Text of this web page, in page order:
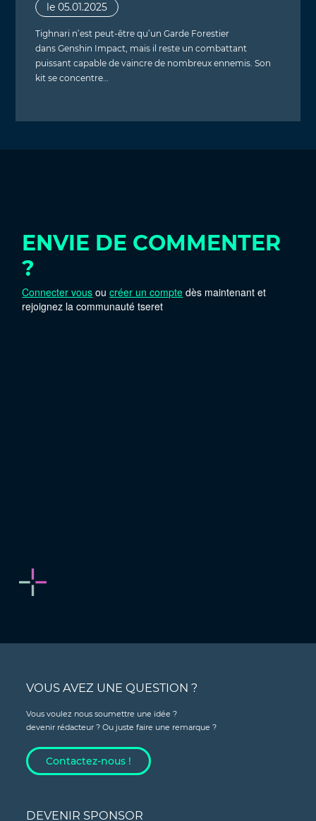
le 05.01.2025
Tighnari n’est peut-être qu’un Garde Forestier
dans Genshin Impact, mais il reste un combattant
puissant capable de vaincre de nombreux ennemis. Son
kit se concentre…
ENVIE DE COMMENTER
?
Connecter vous oucréer un compte dès maintenant et
rejoignez la communauté tseret
VOUS AVEZ UNE QUESTION ?
Vous voulez nous soumettre une idée ?
devenir rédacteur ? Ou juste faire une remarque ?
Contactez-nous !
DEVENIR SPONSOR